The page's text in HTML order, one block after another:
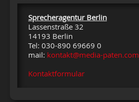
Sprecheragentur Berlin
Lassenstraße 32
14193 Berlin
Tel: 030-890 69669 0
mail: kontakt@media-paten.com
Kontaktformular